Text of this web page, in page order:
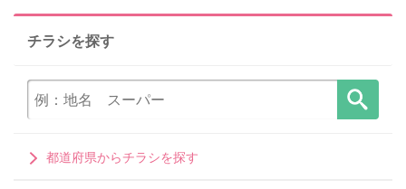
チラシを探す
都道府県からチラシを探す